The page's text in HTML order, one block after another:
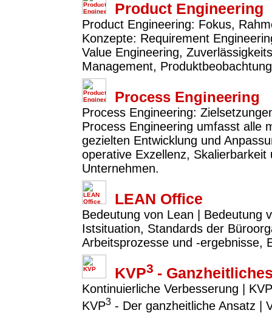
Product Engineering
Product Engineering: Fokus,
Konzepte: Requirement
Value Engineering,
Management,
Process Engineering
Process Engineering:
Process Engineering umfasst alle
gezielten Entwicklung und
operative Exzellenz,
Unternehmen.
LEAN Office
Bedeutung von Lean | Bedeutung
Istsituation, Standards der
Arbeitsprozesse und -ergebnisse,
KVP3 -
Kontinuierliche Verbesserung |
KVP3 - Der ganzheitliche Ansatz |